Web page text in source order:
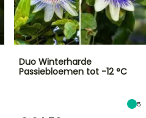
Duo Winterharde
Passiebloemen tot -12 °C
5